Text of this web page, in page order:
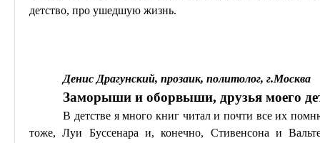
детство, про ушедшую жизнь.
Денис Драгунский, прозаик, политолог, г.Москва
Заморыши иоборвыши, друзья моего
В детстве я много книг читал и почти все их
тоже, Луи Буссенара и, конечно, Стивенсона и